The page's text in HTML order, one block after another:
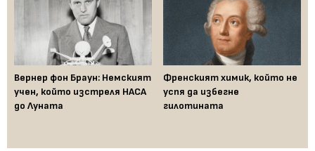
Вернер фон Браун: Немският
учен, който изстреля НАСА
до Луната
Френският химик, който не
успя да избегне
гилотината